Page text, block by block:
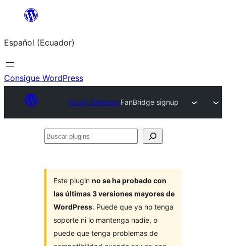
Saltar
contenido
Español (Ecuador)
Consigue WordPress
Plugin DirectoryFanBridge signup
Buscar
Este plugin no se ha probado con
las últimas 3 versiones mayores de
WordPress. Puede que ya no tenga
soporte ni lo mantenga nadie, o
puede que tenga problemas de